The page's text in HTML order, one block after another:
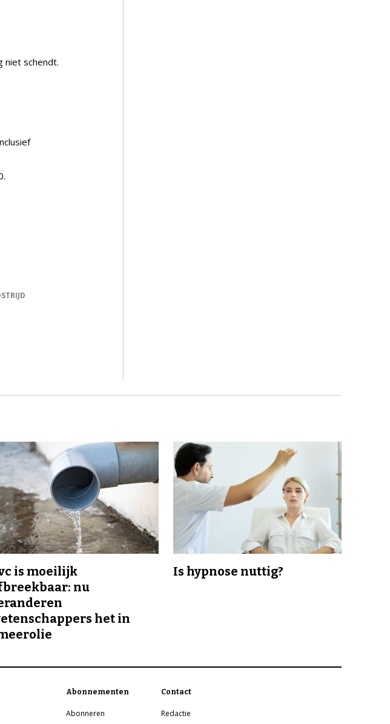
niet schendt.
is moeilijk
nu
het in
Is hypnose nuttig?
Abonnementen
Abonneren
Contact
Redactie